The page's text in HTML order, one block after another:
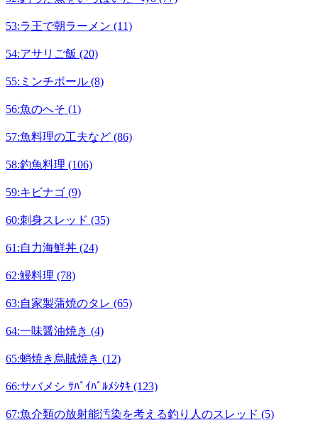
53:ラ王で朝ラーメン (11)
54:アサリご飯 (20)
55:ミンチボール (8)
56:魚のへそ (1)
57:魚料理の工夫など (86)
58:釣魚料理 (106)
59:キビナゴ (9)
60:刺身スレッド (35)
61:自力海鮮丼 (24)
62:鰻料理 (78)
63:自家製蒲焼のタレ (65)
64:一味醤油焼き (4)
65:蛸焼き烏賊焼き (12)
66:サバメシ ｻﾊﾞｲﾊﾞﾙﾒｼﾀｷ (123)
67:魚介類の放射能汚染を考える釣り人のスレッド (5)